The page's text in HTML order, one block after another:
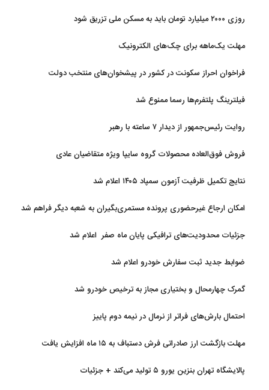
روزی ۲۰۰۰ میلیارد تومان باید به مسکن ملی تزریق شود
مهلت یک‌ماهه برای چک‌های الکترونیک
فراخوان احراز سکونت در کشور در پیشخوان‌های منتخب دولت
فیلترینگ پلتفرم‌ها رسما ممنوع شد
روایت رئیس‌جمهور از دیدار ۷ ساعته با رهبر
فروش فوق‌العاده محصولات گروه سایپا ویژه متقاضیان عادی
نتایج تکمیل ظرفیت آزمون سمپاد ۱۴۰۵ اعلام شد
امکان ارجاع غیرحضوری پرونده مستمری‌بگیران به شعبه دیگر فراهم شد
جزئیات محدودیت‌های ترافیکی پایان ماه صفر اعلام شد
ضوابط جدید ثبت سفارش خودرو اعلام شد
گمرک چهارمحال و بختیاری مجاز به ترخیص خودرو شد
احتمال بارش‌های فراتر از نرمال در نیمه دوم پاییز
مهلت بازگشت ارز صادراتی فرش دستباف به ۱۵ ماه افزایش یافت
پالایشگاه تهران بنزین یورو ۵ تولید می‌کند + جزئیات